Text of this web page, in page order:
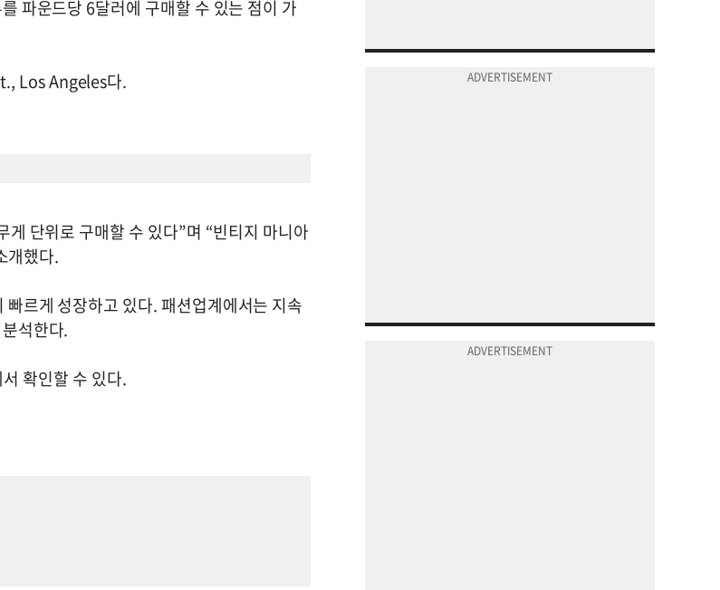
파운드당 6달러에 구매할 수 있는 점이 가
Los Angeles다.
단위로 구매할 수 있다”며 “빈티지 마니아
개했다.
르게 성장하고 있다. 패션업계에서는 지속
석한다.
확인할 수 있다.